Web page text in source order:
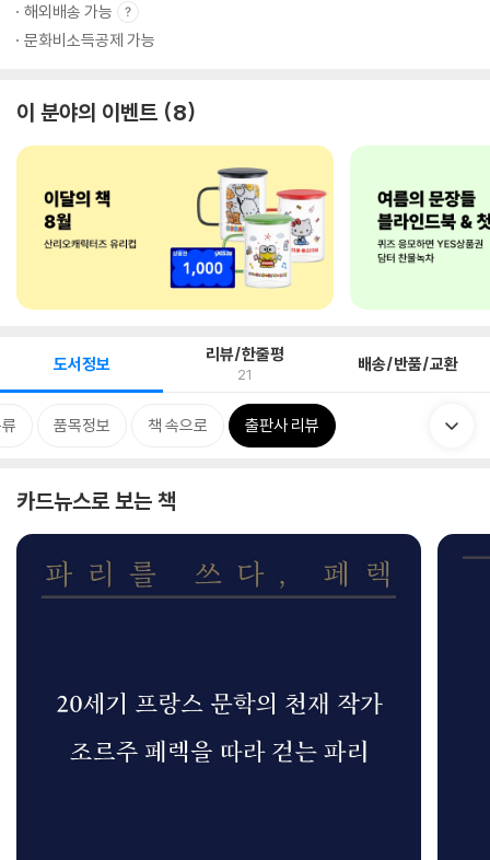
해외배송 가능
문화비소득공제 가능
이 분야의 이벤트 8
도서정보 리뷰/한줄평
21 배송/반품/교환
품목정보 책 속으로 출판사 리뷰
카드뉴스로 보는 책